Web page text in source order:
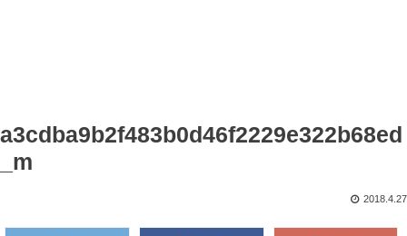
a3cdba9b2f483b0d46f2229e322b68ed
_m
2018.4.27